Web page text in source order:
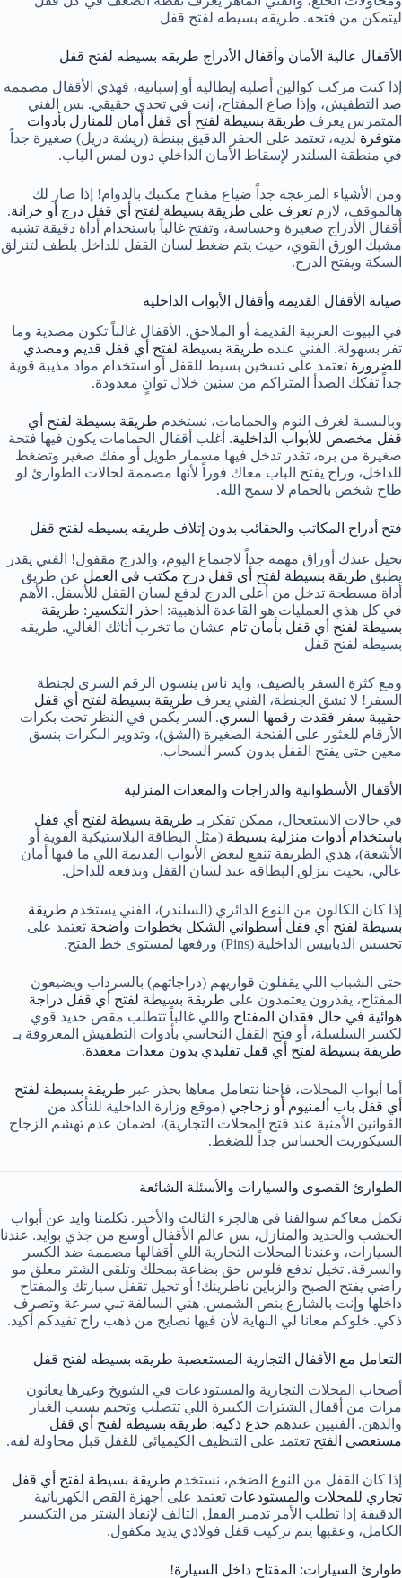
ليتمكن من فتحه. طريقه بسيطه لفتح قفل
الأقفال عالية الأمان وأقفال الأدراج طريقه بسيطه لفتح قفل
إذا كنت مركب كوالين أصلية إيطالية أو إسبانية، فهذي الأقفال مصممة
ضد التطفيش، وإذا ضاع المفتاح، إنت في تحدي حقيقي. بس الفني
المتمرس يعرف طريقة بسيطة لفتح أي قفل أمان للمنازل بأدوات
متوفرة لديه، تعتمد على الحفر الدقيق ببنطة (ريشة دريل) صغيرة جداً
في منطقة السلندر لإسقاط الأمان الداخلي دون لمس الباب.
ومن الأشياء المزعجة جداً ضياع مفتاح مكتبك بالدوام! إذا صار لك
هالموقف، لازم تعرف على طريقة بسيطة لفتح أي قفل درج أو خزانة.
أقفال الأدراج صغيرة وحساسة، وتفتح غالباً باستخدام أداة دقيقة تشبه
مشبك الورق القوي، حيث يتم ضغط لسان القفل للداخل بلطف لتنزلق
السكة ويفتح الدرج.
صيانة الأقفال القديمة وأقفال الأبواب الداخلية
في البيوت العربية القديمة أو الملاحق، الأقفال غالباً تكون مصدية وما
تفر بسهولة. الفني عنده طريقة بسيطة لفتح أي قفل قديم ومصدي
للضرورة تعتمد على تسخين بسيط للقفل أو استخدام مواد مذيبة قوية
جداً تفكك الصدأ المتراكم من سنين خلال ثوانٍ معدودة.
وبالنسبة لغرف النوم والحمامات، نستخدم طريقة بسيطة لفتح أي
قفل مخصص للأبواب الداخلية. أغلب أقفال الحمامات يكون فيها فتحة
صغيرة من بره، تقدر تدخل فيها مسمار طويل أو مفك صغير وتضغط
للداخل، وراح يفتح الباب معاك فوراً لأنها مصممة لحالات الطوارئ لو
طاح شخص بالحمام لا سمح الله.
فتح أدراج المكاتب والحقائب بدون إتلاف طريقه بسيطه لفتح قفل
تخيل عندك أوراق مهمة جداً لاجتماع اليوم، والدرج مقفول! الفني يقدر
يطبق طريقة بسيطة لفتح أي قفل درج مكتب في العمل عن طريق
أداة مسطحة تدخل من أعلى الدرج لدفع لسان القفل للأسفل. الأهم
في كل هذي العمليات هو القاعدة الذهبية: احذر التكسير: طريقة
بسيطة لفتح أي قفل بأمان تام عشان ما تخرب أثاثك الغالي. طريقه
بسيطه لفتح قفل
ومع كثرة السفر بالصيف، وايد ناس ينسون الرقم السري لجنطة
السفر! لا تشق الجنطة، الفني يعرف طريقة بسيطة لفتح أي قفل
حقيبة سفر فقدت رقمها السري. السر يكمن في النظر تحت بكرات
الأرقام للعثور على الفتحة الصغيرة (الشق)، وتدوير البكرات بنسق
معين حتى يفتح القفل بدون كسر السحاب.
الأقفال الأسطوانية والدراجات والمعدات المنزلية
في حالات الاستعجال، ممكن تفكر بـ طريقة بسيطة لفتح أي قفل
باستخدام أدوات منزلية بسيطة (مثل البطاقة البلاستيكية القوية أو
الأشعة)، هذي الطريقة تنفع لبعض الأبواب القديمة اللي ما فيها أمان
عالي، بحيث تنزلق البطاقة عند لسان القفل وتدفعه للداخل.
إذا كان الكالون من النوع الدائري (السلندر)، الفني يستخدم طريقة
بسيطة لفتح أي قفل أسطواني الشكل بخطوات واضحة تعتمد على
تحسس الدبابيس الداخلية (Pins) ورفعها لمستوى خط الفتح.
حتى الشباب اللي يقفلون قواريهم (دراجاتهم) بالسرداب ويضيعون
المفتاح، يقدرون يعتمدون على طريقة بسيطة لفتح أي قفل دراجة
هوائية في حال فقدان المفتاح واللي غالباً تتطلب مقص حديد قوي
لكسر السلسلة، أو فتح القفل النحاسي بأدوات التطفيش المعروفة بـ
طريقة بسيطة لفتح أي قفل تقليدي بدون معدات معقدة.
أما أبواب المحلات، فإحنا نتعامل معاها بحذر عبر طريقة بسيطة لفتح
أي قفل باب ألمنيوم أو زجاجي (موقع وزارة الداخلية للتأكد من
القوانين الأمنية عند فتح المحلات التجارية)، لضمان عدم تهشم الزجاج
السيكوريت الحساس جداً للضغط.
الطوارئ القصوى والسيارات والأسئلة الشائعة
نكمل معاكم سوالفنا في هالجزء الثالث والأخير. تكلمنا وايد عن أبواب
الخشب والحديد والمنازل، بس عالم الأقفال أوسع من جذي بوايد. عندنا
السيارات، وعندنا المحلات التجارية اللي أقفالها مصممة ضد الكسر
والسرقة. تخيل تدفع فلوس حق بضاعة بمحلك وتلقى الشتر معلق مو
راضي يفتح الصبح والزباين ناطرينك! أو تخيل تقفل سيارتك والمفتاح
داخلها وإنت بالشارع بنص الشمس. هني السالفة تبي سرعة وتصرف
ذكي. خلوكم معانا لي النهاية لأن فيها نصايح من ذهب راح تفيدكم أكيد.
التعامل مع الأقفال التجارية المستعصية طريقه بسيطه لفتح قفل
أصحاب المحلات التجارية والمستودعات في الشويخ وغيرها يعانون
مرات من أقفال الشترات الكبيرة اللي تتصلب وتجيم بسبب الغبار
والدهن. الفنيين عندهم خدع ذكية: طريقة بسيطة لفتح أي قفل
مستعصي الفتح تعتمد على التنظيف الكيميائي للقفل قبل محاولة لفه.
إذا كان القفل من النوع الضخم، نستخدم طريقة بسيطة لفتح أي قفل
تجاري للمحلات والمستودعات تعتمد على أجهزة القص الكهربائية
الدقيقة إذا تطلب الأمر تدمير القفل التالف لإنقاذ الشتر من التكسير
الكامل، وعقبها يتم تركيب قفل فولاذي يديد مكفول.
طوارئ السيارات: المفتاح داخل السيارة!